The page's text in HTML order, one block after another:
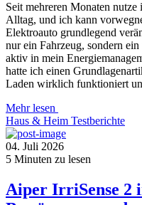
Seit mehreren Monaten
Alltag, und ich kann
Elektroauto grundlegend
nur ein Fahrzeug, sondern
aktiv in mein
hatte ich einen
Laden wirklich funktioniert
Mehr lesen
Haus & Heim Testberichte
04. Juli 2026
5 Minuten zu lesen
Aiper IrriSense 2